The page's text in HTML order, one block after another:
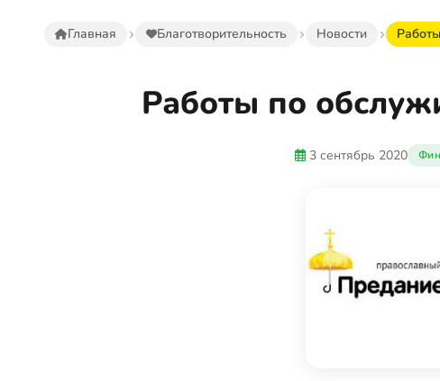
Главная Благотворительность Новости
Работы по
3 сентябрь 2020